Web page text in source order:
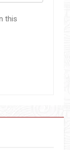
this